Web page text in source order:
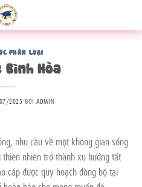
PHÂN LOẠI
Hòa
2025 BỞIADMIN
nhu cầu về một không gian sống
nhiên trở thành xu hướng tất
cấp được quy hoạch đồng bộ tại